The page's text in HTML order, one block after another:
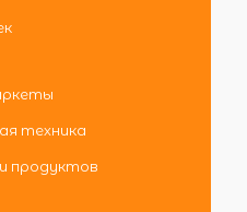
техника
продуктов